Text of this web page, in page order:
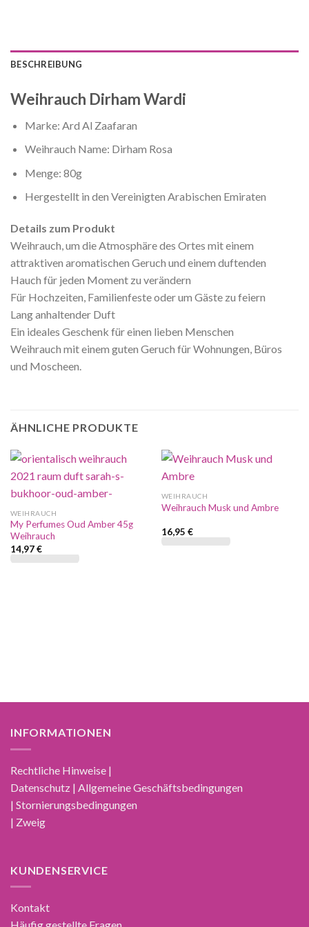
BESCHREIBUNG
Weihrauch Dirham Wardi
Marke: Ard Al Zaafaran
Weihrauch Name: Dirham Rosa
Menge: 80g
Hergestellt in den Vereinigten Arabischen Emiraten
Details zum Produkt
Weihrauch, um die Atmosphäre des Ortes mit einem
attraktiven aromatischen Geruch und einem duftenden
Hauch für jeden Moment zu verändern
Für Hochzeiten, Familienfeste oder um Gäste zu feiern
Lang anhaltender Duft
Ein ideales Geschenk für einen lieben Menschen
Weihrauch mit einem guten Geruch für Wohnungen, Büros
und Moscheen.
ÄHNLICHE PRODUKTE
WEIHRAUCH
My Perfumes Oud Amber 45g
Weihrauch
14,97€
WEIHRAUCH
Weihrauch Musk und Ambre
16,95 €
INFORMATIONEN
Rechtliche Hinweise |
Datenschutz | Allgemeine Geschäftsbedingungen
| Stornierungsbedingungen
| Zweig
KUNDENSERVICE
Kontakt